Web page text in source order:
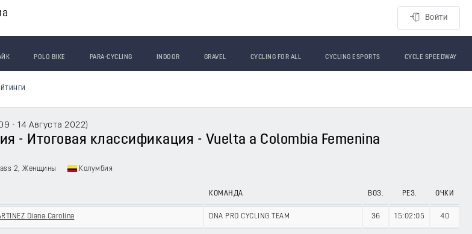
Войти
POLO BIKE PARA-CYCLING INDOOR GRAVEL CYCLING FOR ALL CYCLING ESPORTS CYCLE SPEEDWAY
- 14 Августа 2022)
- Итоговая классификация - Vuelta a Colombia Femenina
2, Женщины Колумбия
КОМАНДА ВОЗ. РЕЗ. ОЧКИ
Diana Carolina DNA PRO CYCLING TEAM 36 15:02:05 40